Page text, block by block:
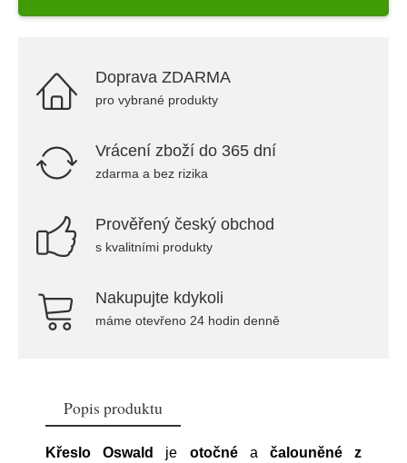
Doprava ZDARMA
pro vybrané produkty
Vrácení zboží do 365 dní
zdarma a bez rizika
Prověřený český obchod
s kvalitními produkty
Nakupujte kdykoli
máme otevřeno 24 hodin denně
Popis produktu
Křeslo Oswald je otočnéa čalouněné z